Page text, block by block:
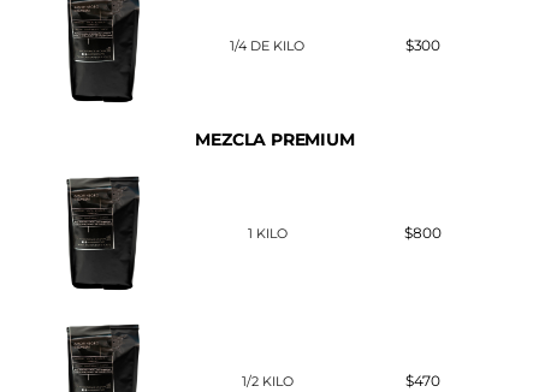
1/4 DE KILO $300
MEZCLA PREMIUM
1 KILO $800
1/2 KILO $470